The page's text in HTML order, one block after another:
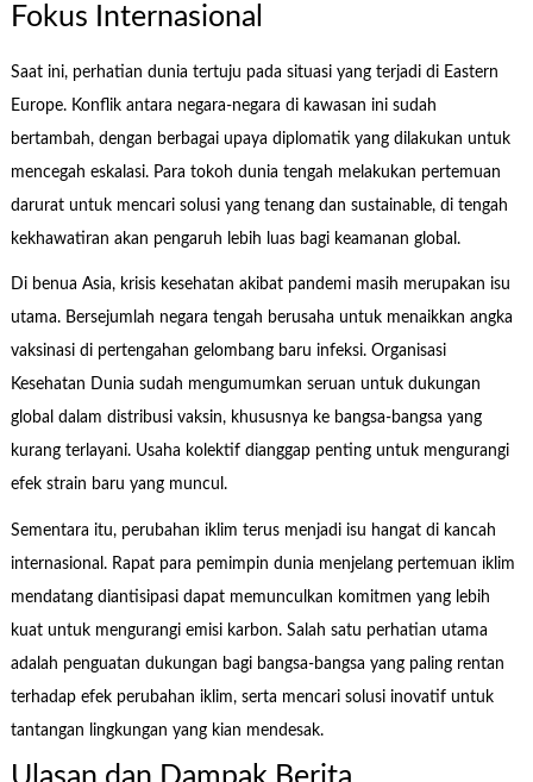
Fokus Internasional
Saat ini, perhatian dunia tertuju pada situasi yang terjadi di Eastern
Europe. Konflik antara negara-negara di kawasan ini sudah
bertambah, dengan berbagai upaya diplomatik yang dilakukan untuk
mencegah eskalasi. Para tokoh dunia tengah melakukan pertemuan
darurat untuk mencari solusi yang tenang dan sustainable, di tengah
kekhawatiran akan pengaruh lebih luas bagi keamanan global.
Di benua Asia, krisis kesehatan akibat pandemi masih merupakan isu
utama. Bersejumlah negara tengah berusaha untuk menaikkan angka
vaksinasi di pertengahan gelombang baru infeksi. Organisasi
Kesehatan Dunia sudah mengumumkan seruan untuk dukungan
global dalam distribusi vaksin, khususnya ke bangsa-bangsa yang
kurang terlayani. Usaha kolektif dianggap penting untuk mengurangi
efek strain baru yang muncul.
Sementara itu, perubahan iklim terus menjadi isu hangat di kancah
internasional. Rapat para pemimpin dunia menjelang pertemuan iklim
mendatang diantisipasi dapat memunculkan komitmen yang lebih
kuat untuk mengurangi emisi karbon. Salah satu perhatian utama
adalah penguatan dukungan bagi bangsa-bangsa yang paling rentan
terhadap efek perubahan iklim, serta mencari solusi inovatif untuk
tantangan lingkungan yang kian mendesak.